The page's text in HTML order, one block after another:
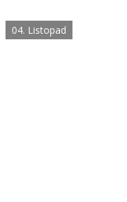
04. Listopad